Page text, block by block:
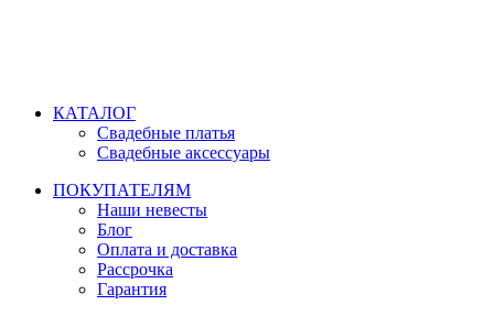
КАТАЛОГ
Свадебные платья
Свадебные аксессуары
ПОКУПАТЕЛЯМ
Наши невесты
Блог
Оплата и доставка
Рассрочка
Гарантия